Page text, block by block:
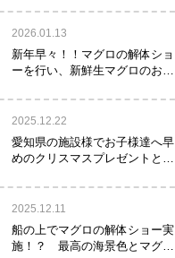
て参りました！！
2026.01.13
新年早々！！マグロの解体ショ
ーを行い、新鮮生マグロのお寿
舞い！！！
2025.12.22
愛知県の施設様でお子様達へ早
めのクリスマスプレゼントとし
施！？
2025.12.11
船の上でマグロの解体ショー実
施！？ 最高の海景色とマグロ